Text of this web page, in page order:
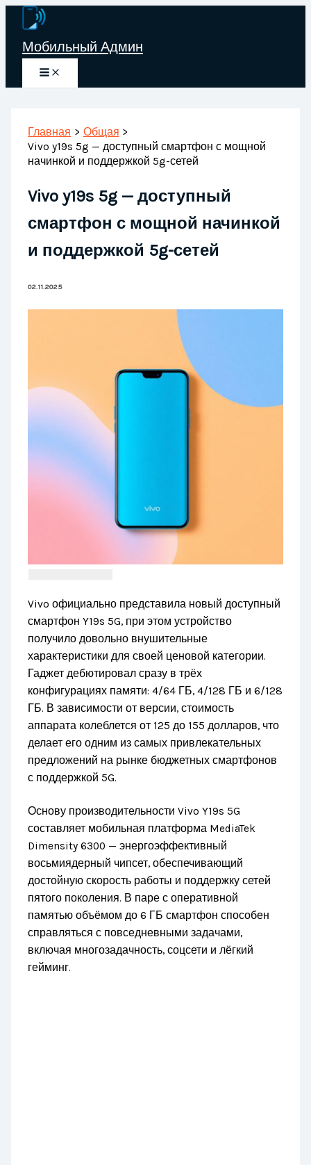
Перейти
содержимому
Мобильный Админ
Главная
Общая
Vivo y19s 5g — доступный смартфон с мощной
начинкой и поддержкой 5g-сетей
Vivo y19s 5g — доступный
смартфон с мощной начинкой
и поддержкой 5g-сетей
02.11.2025
Vivo официально представила новый доступный
смартфон Y19s 5G, при этом устройство
получило довольно внушительные
характеристики для своей ценовой категории.
Гаджет дебютировал сразу в трёх
конфигурациях памяти: 4/64 ГБ, 4/128 ГБ и 6/128
ГБ. В зависимости от версии, стоимость
аппарата колеблется от 125 до 155 долларов, что
делает его одним из самых привлекательных
предложений на рынке бюджетных смартфонов
с поддержкой 5G.
Основу производительности Vivo Y19s 5G
составляет мобильная платформа MediaTek
Dimensity 6300 — энергоэффективный
восьмиядерный чипсет, обеспечивающий
достойную скорость работы и поддержку сетей
пятого поколения. В паре с оперативной
памятью объёмом до 6 ГБ смартфон способен
справляться с повседневными задачами,
включая многозадачность, соцсети и лёгкий
гейминг.